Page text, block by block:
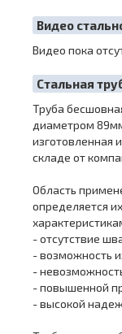
Видео
Видео пока
Cтальная
Труба
диаметром
изготовленная
складе от
Область
определяется
- отсутствие
- возможность
-
- повышенной
- высокой